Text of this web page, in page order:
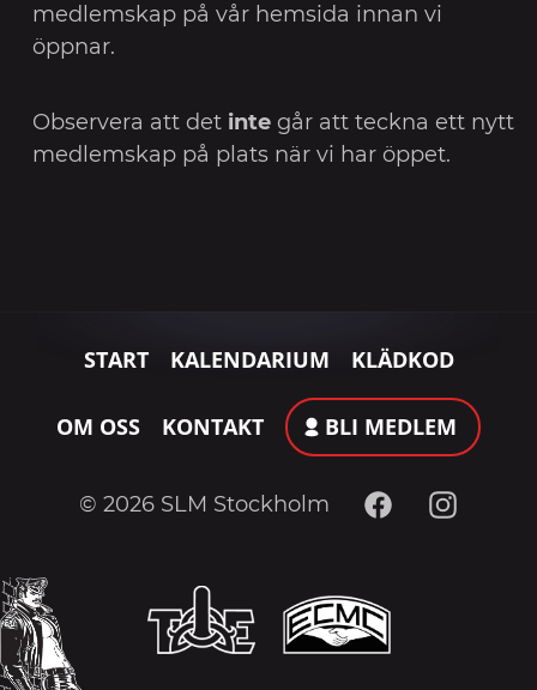
medlemskap på vår hemsida innan vi
öppnar.
Observera att det inte går att teckna ett nytt
medlemskap på plats när vi har öppet.
START KALENDARIUM KLÄDKOD
OM OSS KONTAKT BLI MEDLEM
© 2026 SLM Stockholm FacebookInstagram